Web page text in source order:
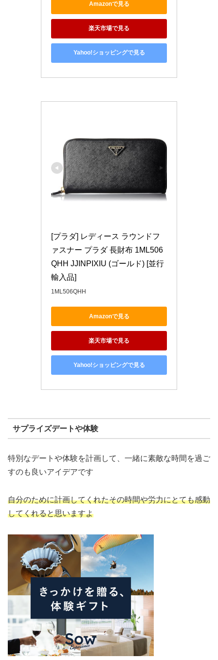
Amazonで見る
楽天市場で見る
Yahoo!ショッピングで見る
[プラダ] レディース ラウンドフ
ァスナー プラダ 長財布 1ML506
QHH JJINPIXIU (ゴールド) [並行
輸入品]
1ML506QHH
Amazonで見る
楽天市場で見る
Yahoo!ショッピングで見る
サプライズデートや体験
特別なデートや体験を計画して、一緒に素敵な時間を過ご
すのも良いアイデアです
自分のために計画してくれたその時間や労力にとても感動
してくれると思いますよ